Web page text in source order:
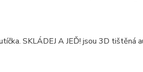
SKLÁDEJ A JEĎ! jsou 3D